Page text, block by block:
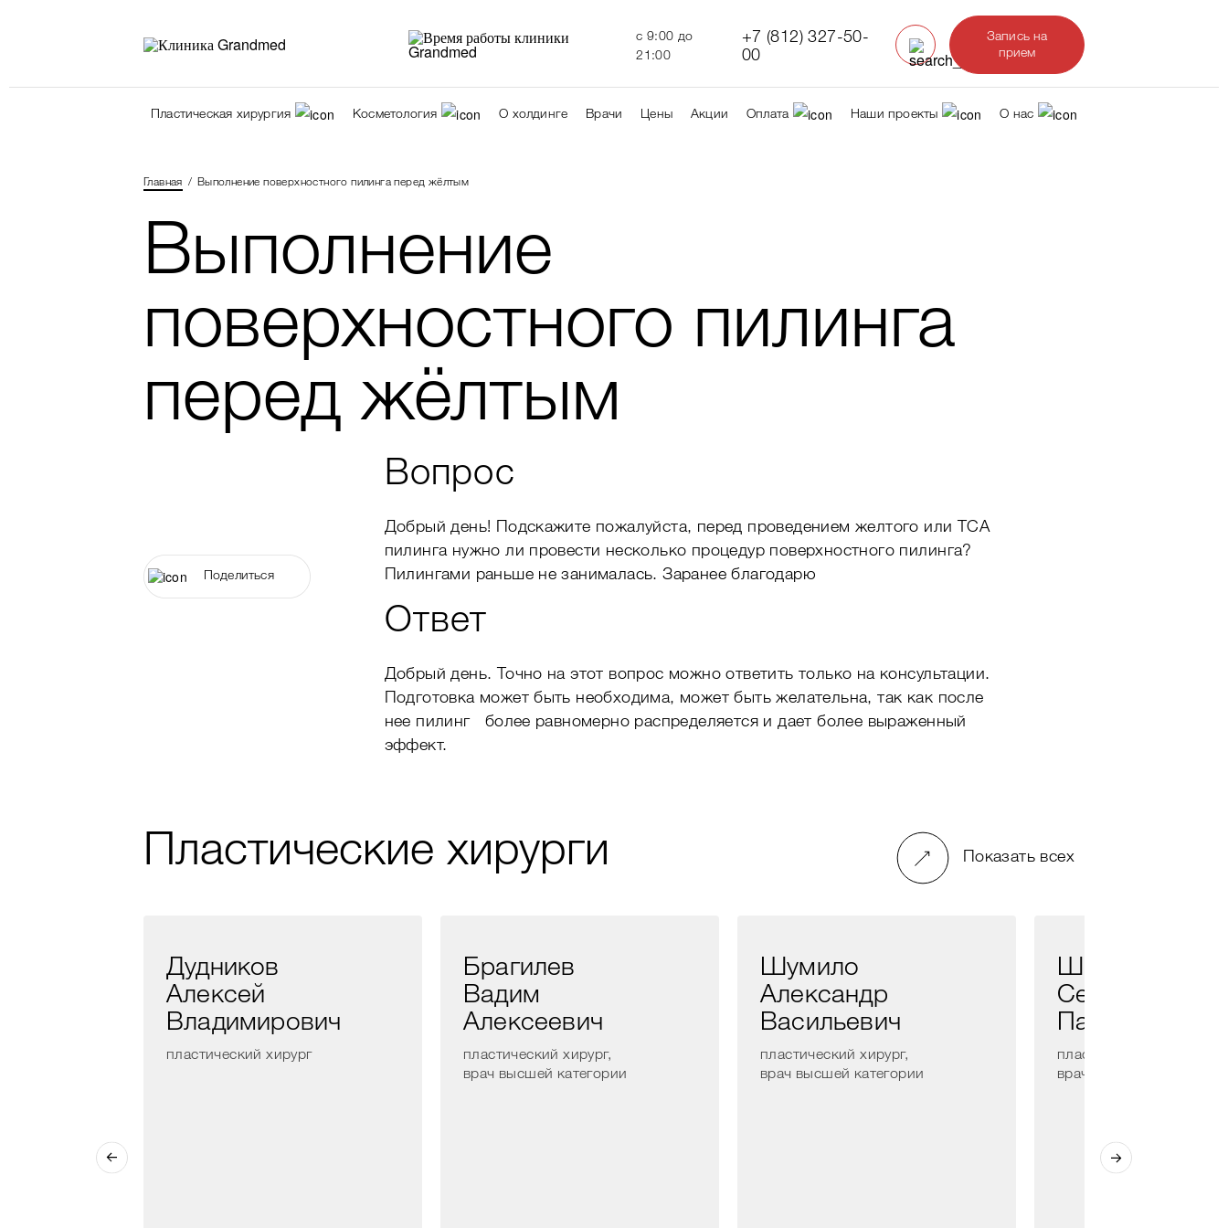
c 9:00 до
21:00
+7 (812) 327-50-
00
Запись на
прием
Пластическая хирургия Косметология О холдинге Врачи Цены Акции Оплата Наши проекты О нас
Главная Выполнение поверхностного пилинга перед жёлтым
Выполнение
поверхностного пилинга
перед жёлтым
Поделиться
Вопрос
Добрый день! Подскажите пожалуйста, перед проведением желтого или ТСА
пилинга нужно ли провести несколько процедур поверхностного пилинга?
Пилингами раньше не занималась. Заранее благодарю
Ответ
Добрый день. Точно на этот вопрос можно ответить только на консультации.
Подготовка может быть необходима, может быть желательна, так как после
нее пилинг более равномерно распределяется и дает более выраженный
эффект.
Пластические хирурги Показать всех
Дудников
Алексей
Владимирович
пластический хирург
Брагилев
Вадим
Алексеевич
пластический хирург,
врач высшей категории
Шумило
Александр
Васильевич
пластический хирург,
врач высшей категории
Швырев
Сергей
Павлович
пластический хирург,
врач высшей категории